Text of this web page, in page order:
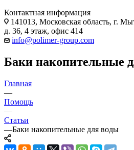
Контактная информация
141013, Московская область, г.
д. 36, 4 этаж, офис 414
info@polimer-group.com
Баки накопительные
Главная
—
Помощь
—
Статьи
—Баки накопительные для воды